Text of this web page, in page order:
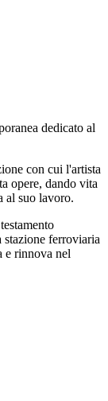
dedicato al
con cui l'artista
opere, dando vita
al suo lavoro.
stazione ferroviaria
e rinnova nel